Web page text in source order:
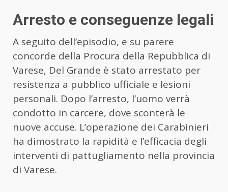
Arresto e conseguenze legali
A seguito dell’episodio, e su parere
concorde della Procura della Repubblica di
Varese, Del Grande è stato arrestato per
resistenza a pubblico ufficiale e lesioni
personali. Dopo l’arresto, l’uomo verrà
condotto in carcere, dove sconterà le
nuove accuse. L’operazione dei Carabinieri
ha dimostrato la rapidità e l’efficacia degli
interventi di pattugliamento nella provincia
di Varese.